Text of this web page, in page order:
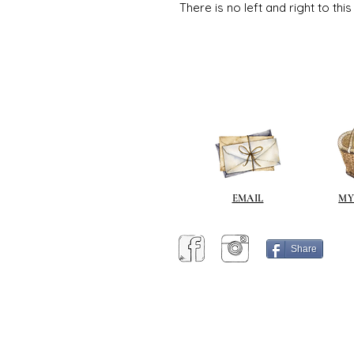
There is no left and right to
EMAIL
Share